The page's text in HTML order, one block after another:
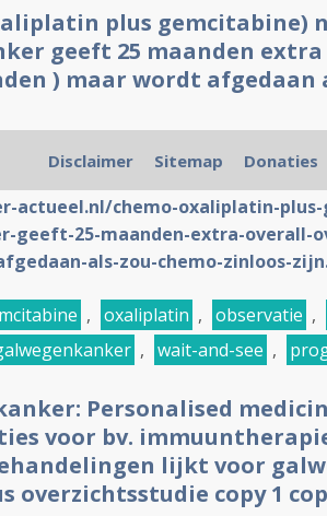
plus gemcitabine)
geeft 25 maanden
) maar wordt afgedaan
13:58:46
op de volgende link:
actueel.nl/chemo-oxaliplatin-
geeft-25-maanden-extra-overall-
als-zou-chemo-zinloos-
, oxaliplatin , observatie ,
, wait-and-see ,
Personalised
voor bv.
lijkt voor
overzichtsstudie copy 1
Disclaimer Sitemap Donaties